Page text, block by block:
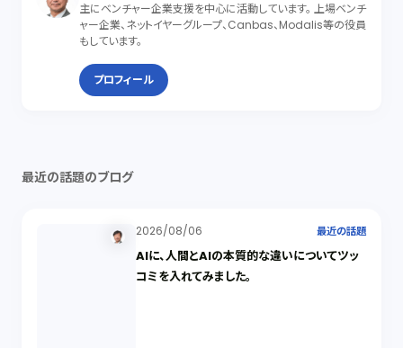
主にベンチャー企業支援を中心に活動しています。 上場ベンチ
ャー企業、ネットイヤーグループ、Canbas、Modalis等の役員
もしています。
プロフィール
最近の話題のブログ
2026/08/06 最近の話題
AIに、人間とAIの本質的な違いについてツッ
コミを入れてみました。